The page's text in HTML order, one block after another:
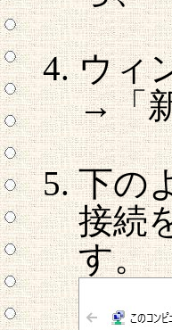
ウィ
→「
下の
接続
す。